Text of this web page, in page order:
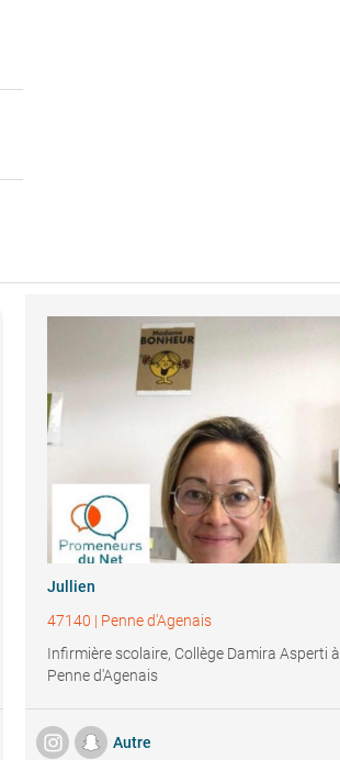
Jullien
47140 | Penne d'Agenais
Infirmière scolaire, Collège Damira Asperti à
Penne d'Agenais
Autre